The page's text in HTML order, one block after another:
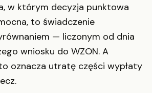
w którym decyzja punktowa
to świadczenie
— liczonym od dnia
wniosku do WZON. A
oznacza utratę części wypłaty